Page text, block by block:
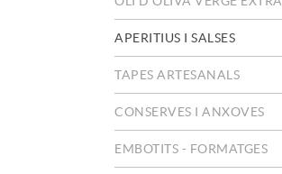
APERITIUS I SALSES
TAPES ARTESANALS
CONSERVES I ANXOVES
EMBOTITS - FORMATGES